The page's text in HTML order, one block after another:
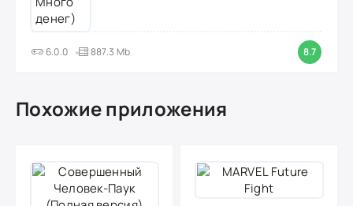
6.0.0 887.3 Mb 8.7
Похожие приложения